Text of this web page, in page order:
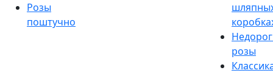
Розы
поштучно
розы